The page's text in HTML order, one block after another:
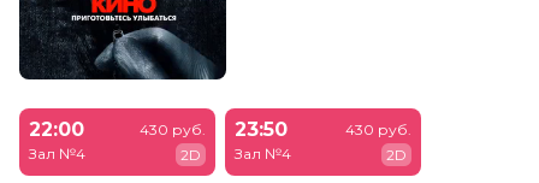
22:00
Зал №4
430 руб.
2D
23:50
Зал №4
430 руб.
2D